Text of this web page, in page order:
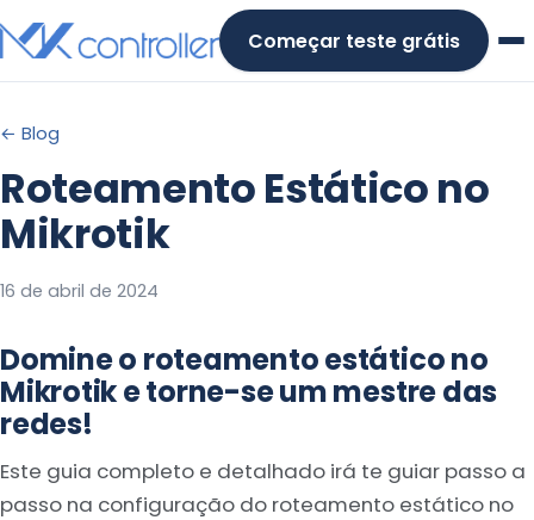
to
Começar teste grátis
← Blog
Roteamento Estático no
Mikrotik
16 de abril de 2024
Domine o roteamento estático no
Mikrotik e torne-se um mestre das
redes!
Este guia completo e detalhado irá te guiar passo a
passo na configuração do roteamento estático no